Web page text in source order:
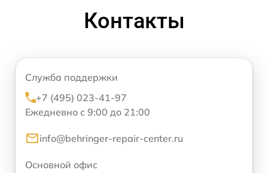
Контакты
Служба поддержки
+7 (495) 023-41-97
Ежедневно с 9:00 до 21:00
info@behringer-repair-center.ru
Основной офис